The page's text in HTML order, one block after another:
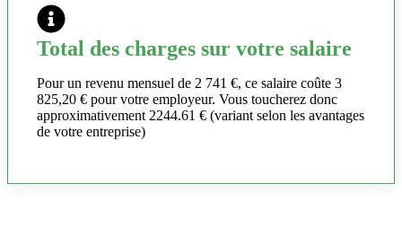
Total des charges sur votre salaire
Pour un revenu mensuel de 2 741 €, ce salaire coûte 3
825,20 € pour votre employeur. Vous toucherez donc
approximativement 2244.61 € (variant selon les avantages
de votre entreprise)